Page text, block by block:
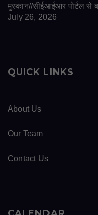
मुस्कान//सीईआईआर पोर्टल से
July 26, 2026
QUICK LINKS
About Us
Our Team
Contact Us